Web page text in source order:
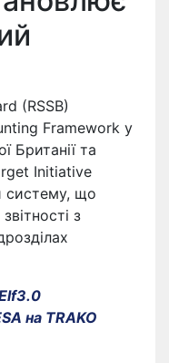
(RSSB)
Framework у
Британії та
Initiative
систему, що
з
на TRAKO